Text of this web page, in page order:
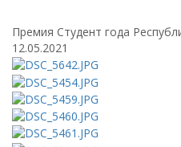
Премия Студент года
12.05.2021